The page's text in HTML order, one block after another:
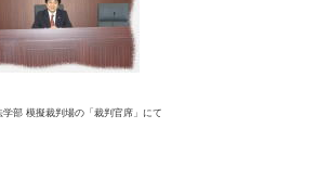
学部 模擬裁判場の「裁判官席」にて